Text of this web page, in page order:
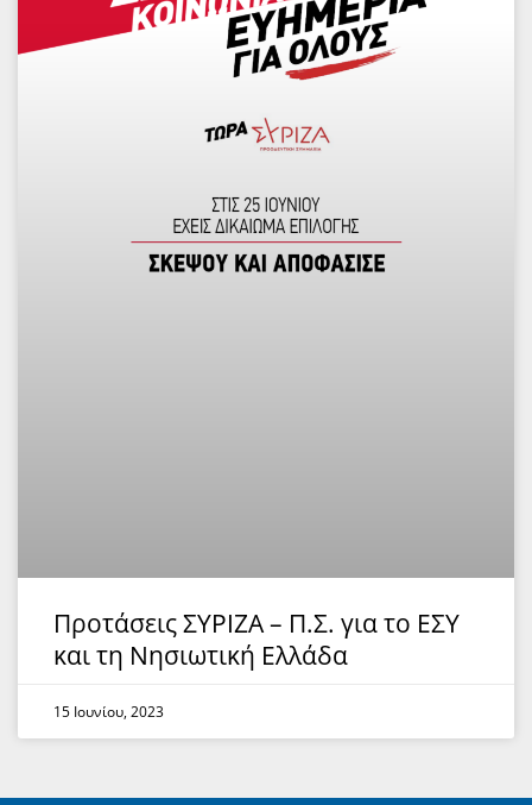
Προτάσεις ΣΥΡΙΖΑ – Π.Σ. για το ΕΣΥ
και τη Νησιωτική Ελλάδα
15 Ιουνίου, 2023